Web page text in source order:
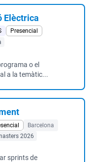
Elèctrica
Presencial
o el
a la temàtic...
Barcelona
2026
sprints de